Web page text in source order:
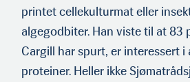
printet cellekulturmat eller
algegodbiter. Han viste til at 83
Cargill har spurt, er interessert i
proteiner. Heller ikke